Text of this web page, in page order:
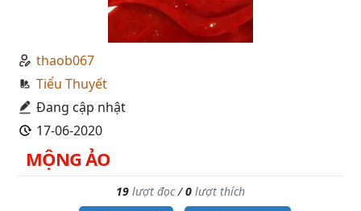
thaob067
Tiểu Thuyết
Đang cập nhật
17-06-2020
MỘNG ẢO
19 lượt đọc/0 lượt thích